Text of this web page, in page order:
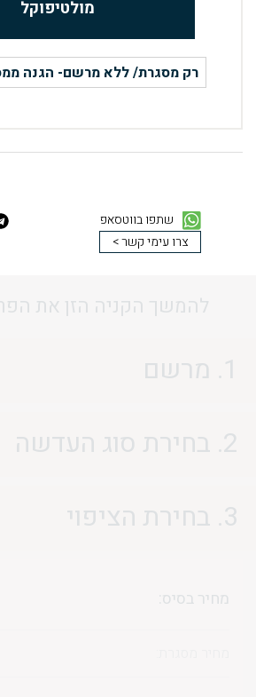
מולטיפוקל
רק מסגרת/ ללא מרשם- הגנה
שתפו בווטסאפ
צרו עימי קשר >
להמשך הקניה הזן את
1. מרשם
2. בחירת סוג העדשה
3. בחירת הציפוי
מחיר בסיס: